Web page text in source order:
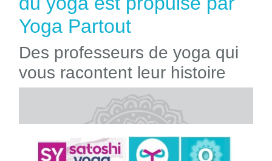
Yoga Partout
Des professeurs de yoga qui
vous racontent leur histoire